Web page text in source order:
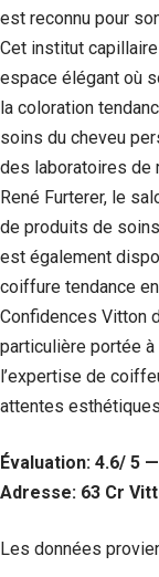
est reconnu pour
Cet institut
espace élégant où
la coloration
soins du cheveu
des laboratoires de
René Furterer, le
de produits de
est également
coiffure tendance
Confidences Vitton
particulière portée à
l’expertise de
attentes
Évaluation: 4.6/ 5
Adresse: 63 Cr
Les données